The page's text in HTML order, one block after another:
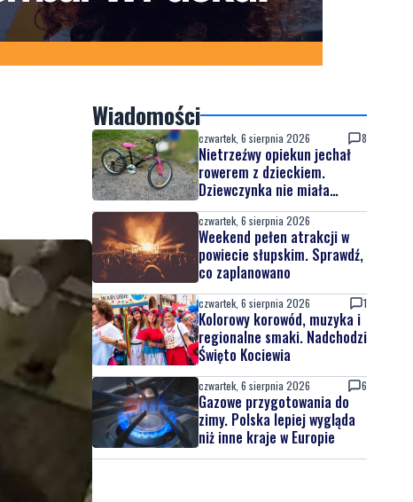
Wiadomości
czwartek, 6 sierpnia 2026 8
Nietrzeźwy opiekun jechał
rowerem z dzieckiem.
Dziewczynka nie miała
kasku
czwartek, 6 sierpnia 2026
Weekend pełen atrakcji w
powiecie słupskim. Sprawdź,
co zaplanowano
czwartek, 6 sierpnia 2026 1
Kolorowy korowód, muzyka i
regionalne smaki. Nadchodzi
Święto Kociewia
czwartek, 6 sierpnia 2026 6
Gazowe przygotowania do
zimy. Polska lepiej wygląda
niż inne kraje w Europie